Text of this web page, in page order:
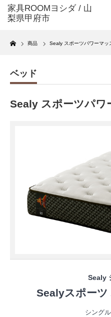
Home
商品 Sealy スポーツパワーマッ
ベッド
Sealy スポーツパワ
Sealy
Sealyスポー
シングル